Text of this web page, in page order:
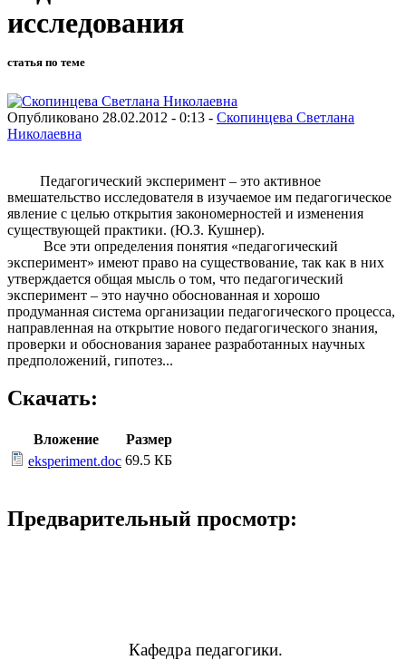
исследования
статья по теме
Опубликовано 28.02.2012 - 0:13 - Скопинцева Светлана
Николаевна
Педагогический эксперимент – это активное
вмешательство исследователя в изучаемое им педагогическое
явление с целью открытия закономерностей и изменения
существующей практики. (Ю.З. Кушнер).
Все эти определения понятия «педагогический
эксперимент» имеют право на существование, так как в них
утверждается общая мысль о том, что педагогический
эксперимент – это научно обоснованная и хорошо
продуманная система организации педагогического процесса,
направленная на открытие нового педагогического знания,
проверки и обоснования заранее разработанных научных
предположений, гипотез...
Скачать:
Вложение
Размер
eksperiment.doc 69.5 КБ
Предварительный просмотр:
Кафедрапедагогики.